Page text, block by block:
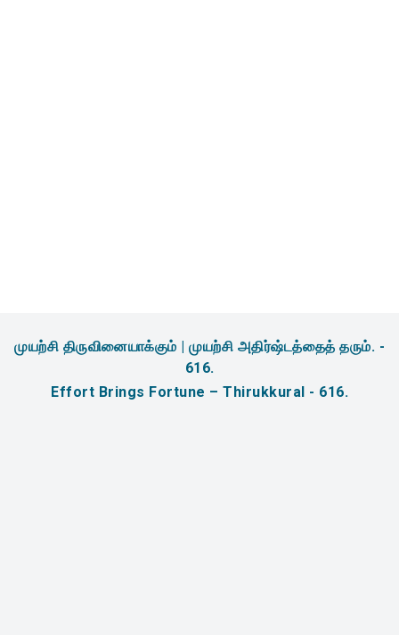
முயற்சி திருவினையாக்கும் | முயற்சி அதிர்ஷ்டத்தைத் தரும். -
616.
Effort Brings Fortune – Thirukkural - 616.